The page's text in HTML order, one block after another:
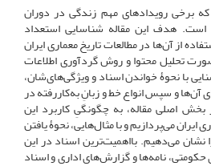
که برخی رویدادهای مهم زندگی در دوران
هدف این مقاله شناسایی استعداد
از آن‌ها در مطالعات تاریخ معماری ایران
تحلیل محتوا و روش گردآوری اطلاعات
با نحوۀ خواندن اسناد و ویژگی‌های‌شان،
آن‌ها و سپس انواع خط و زبانِ به‌کاررفته در
بخش اصلی مقاله، به چگونگیِ کاربرد این
ایران می‌پردازیم و با مثال‌هایی، نحوۀ یافتن
نشان می‌دهیم. بااهمیت‌ترین اسناد در این
حکومتی، نامه‌ها و گزارش‌های اداری و اسناد